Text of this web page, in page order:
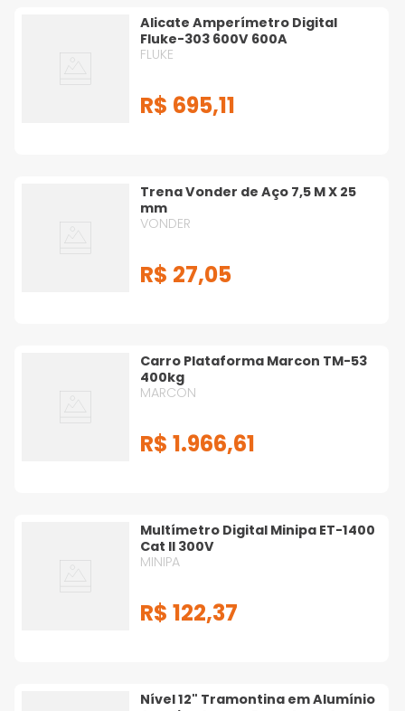
Alicate Amperímetro Digital
Fluke-303 600V 600A
FLUKE
R$ 695,11
Trena Vonder de Aço 7,5 M X 25
mm
VONDER
R$ 27,05
Carro Plataforma Marcon TM-53
400kg
MARCON
R$ 1.966,61
Multímetro Digital Minipa ET-1400
Cat II 300V
MINIPA
R$ 122,37
Nível 12" Tramontina em Alumínio